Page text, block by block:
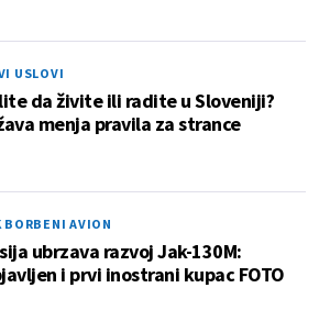
USLOVI
da živite ili radite u Sloveniji?
menja pravila za strance
BORBENI AVION
ubrzava razvoj Jak-130M:
i prvi inostrani kupac FOTO